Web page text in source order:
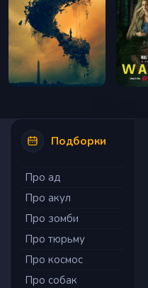
Подборки
Про ад
Про акул
Про зомби
Про тюрьму
Про космос
Про собак